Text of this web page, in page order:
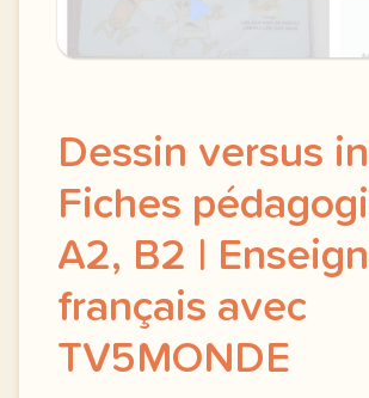
Dessin versus
Fiches
A2, B2 |
français avec
TV5MONDE